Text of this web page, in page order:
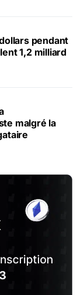
pendant
1,2 milliard
malgré la